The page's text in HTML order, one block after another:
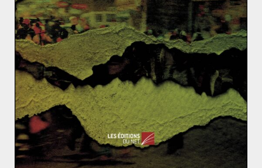
ASIE ET OCÉANIE CHINE
Ameerah Ismael 30 décembre 2023 0 Comments
Les ambitions de puissance de la Chine
sous Xi Jinping (1/4)
L’agressivité tous azimuts de la Chine sous Xi Jinping se
manifeste dans les domaines militaire, économique et
culturel. A travers
Read More